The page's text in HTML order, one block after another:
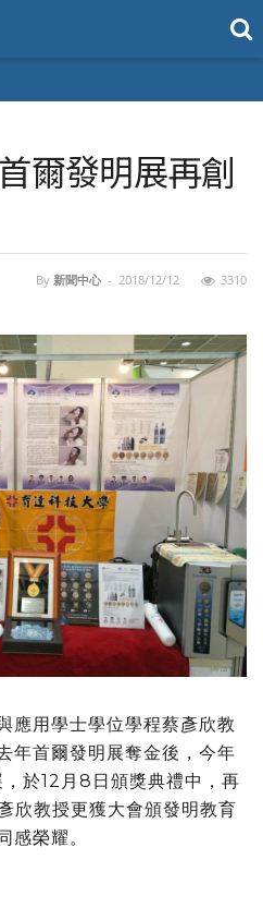
爾發明展再創
By 新聞中心 - 2018/12/12 3310
應用學士學位學程蔡彥欣教
年首爾發明展奪金後，今年
於12月8日頒獎典禮中，再
欣教授更獲大會頒發明教育
感榮耀。